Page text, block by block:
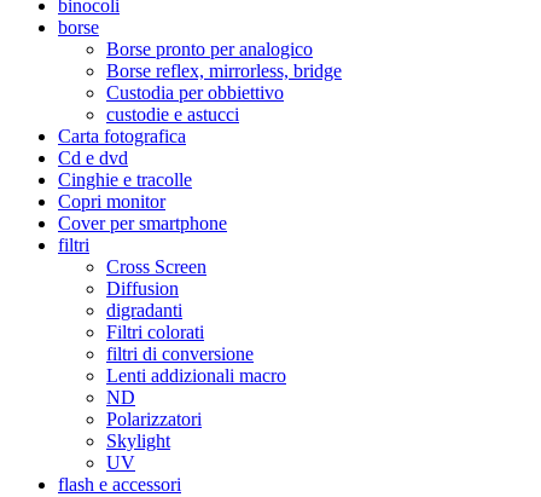
binocoli
borse
Borse pronto per analogico
Borse reflex, mirrorless, bridge
Custodia per obbiettivo
custodie e astucci
Carta fotografica
Cd e dvd
Cinghie e tracolle
Copri monitor
Cover per smartphone
filtri
Cross Screen
Diffusion
digradanti
Filtri colorati
filtri di conversione
Lenti addizionali macro
ND
Polarizzatori
Skylight
UV
flash e accessori